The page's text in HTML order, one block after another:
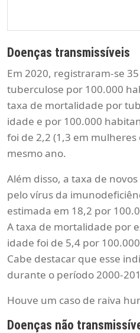
Doenças transmissíveis
Em 2020, registraram-se
tuberculose por 100.000
taxa de mortalidade por
idade e por 100.000
foi de 2,2 (1,3 em
mesmo ano.
Além disso, a taxa de
pelo vírus da
estimada em 18,2 por
A taxa de mortalidade por
idade foi de 5,4 por
Cabe destacar que esse
durante o período 2000-
Houve um caso de raiva
Doenças não